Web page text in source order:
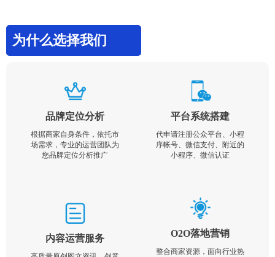
为什么选择我们
品牌定位分析
根据商家自身条件，依托市
场需求，专业的运营团队为
您品牌定位分析推广
平台系统搭建
代申请注册公众平台、小程
序帐号、微信支付、附近的
小程序、微信认证
内容运营服务 O2O落地营销
整合商家资源，面向行业热